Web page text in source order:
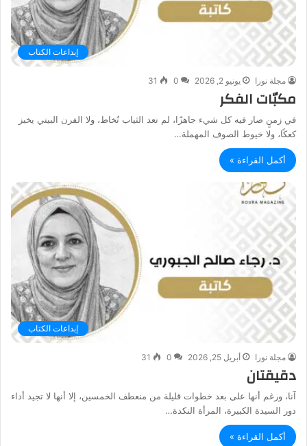
إبداعات الكتاب
مجلة نورا يونيو 2, 2026 0
31
مكبّات الفكر
في زمنٍ صار فيه كل شيء جاهزًا، لم تعد الثياب تُخاط، ولا الفرن البيتي يخبز
كعكًا، ولا خيوط الصوف المهملة…
أكمل القراءة »
إبداعات الكتاب
مجلة نورا أبريل 25, 2026 0
31
دقيقتان
آنا، ورغم أنها على بعد خطوات قليلة من منعطف الخمسين، إلا أنها لا تجيد أداء
دور السيدة الكبيرة، المرأة النكدة…
أكمل القراءة »